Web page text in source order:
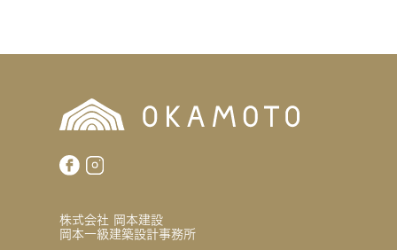
株式会社 岡本建設
岡本一級建築設計事務所